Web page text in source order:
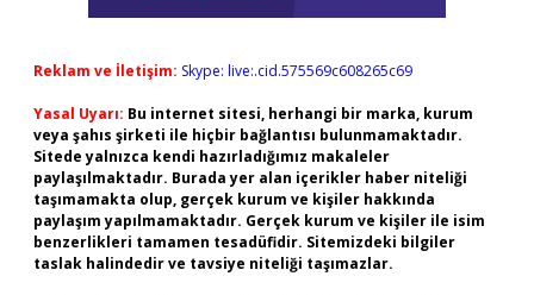
Reklam ve İletişim: Skype: live:.cid.575569c608265c69
Yasal Uyarı: Bu internet sitesi, herhangi bir marka, kurum
veya şahıs şirketi ile hiçbir bağlantısı bulunmamaktadır.
Sitede yalnızca kendi hazırladığımız makaleler
paylaşılmaktadır. Burada yer alan içerikler haber niteliği
taşımamakta olup, gerçek kurum ve kişiler hakkında
paylaşım yapılmamaktadır. Gerçek kurum ve kişiler ile isim
benzerlikleri tamamen tesadüfidir. Sitemizdeki bilgiler
taslak halindedir ve tavsiye niteliği taşımazlar.